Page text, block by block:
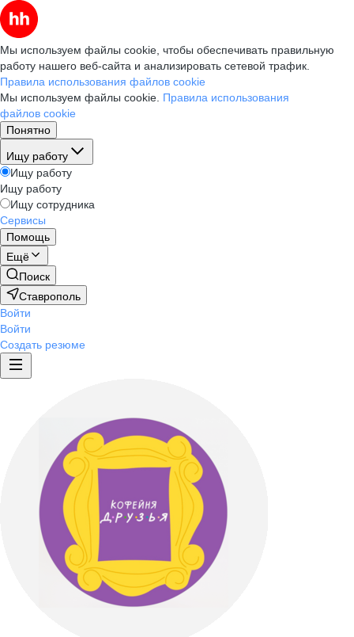
Мы используем файлы cookie, чтобы обеспечивать правильную
работу нашего веб-сайта и анализировать сетевой трафик.
Правила использования файлов cookie
Мы используем файлы cookie. Правила использования
файлов cookie
Понятно
Ищу работу
Ищу работу
Ищу работу
Ищу сотрудника
Сервисы
Помощь
Ещё
Поиск
Ставрополь
Войти
Войти
Создать резюме